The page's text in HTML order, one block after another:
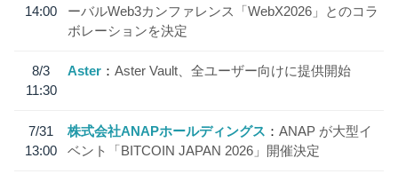
14:00
ーバルWeb3カンファレンス「WebX2026」とのコラ
ボレーションを決定
8/3
11:30
Aster Aster Vault、全ユーザー向けに提供開始
7/31
13:00
株式会社ANAPホールディングス
ANAP が大型イ
ベント「BITCOIN JAPAN 2026」開催決定